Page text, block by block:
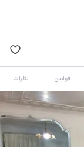
قوانین نظرات